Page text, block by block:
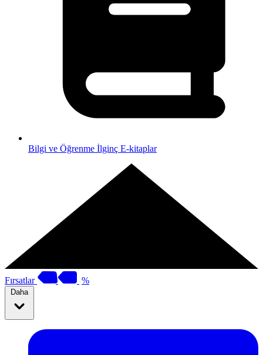
Bilgi ve Öğrenme İlginç E-kitaplar
Fırsatlar %
Daha